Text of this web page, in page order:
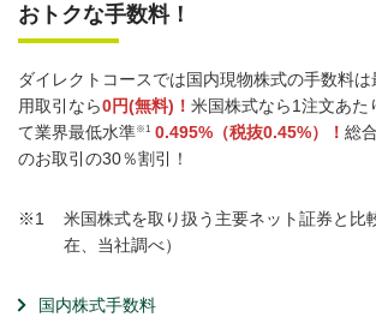
おトクな手数料！
ダイレクトコースでは国内現物株式の手数料は
用取引なら0円(無料)！ 米国株式なら1注文あた
て業界最低水準※1 0.495%（税抜0.45%）！ 総
のお取引の30％割引！
※1
米国株式を取り扱う主要ネット証券と比
在、当社調べ）
国内株式手数料